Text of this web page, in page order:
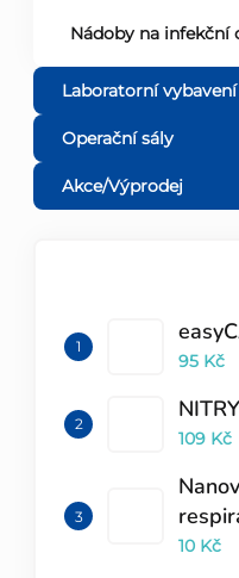
p
a
n
Nádoby na infekční
Laboratorní vybavení
Operační sály
Akce/Výprodej
95 Kč
109 Kč
10 Kč